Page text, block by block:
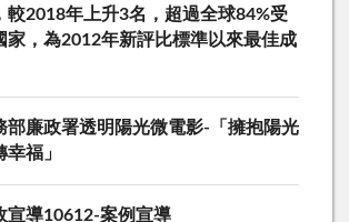
較2018年上升3名，超過全球84%受
家，為2012年新評比標準以來最佳成
部廉政署透明陽光微電影-「擁抱陽光
幸福」
宣導10612-案例宣導